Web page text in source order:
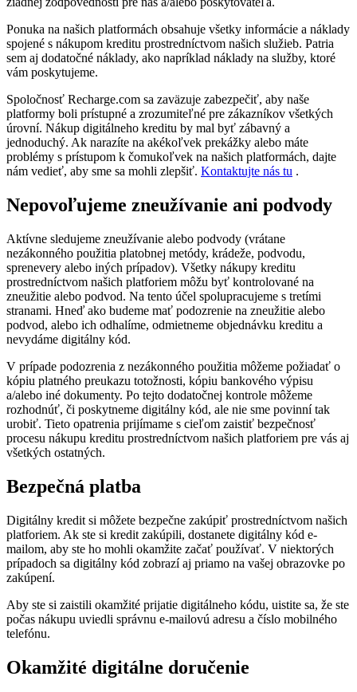
Ponuka na našich platformách obsahuje všetky informácie a náklady
spojené s nákupom kreditu prostredníctvom našich služieb. Patria
sem aj dodatočné náklady, ako napríklad náklady na služby, ktoré
vám poskytujeme.
Spoločnosť Recharge.com sa zaväzuje zabezpečiť, aby naše
platformy boli prístupné a zrozumiteľné pre zákazníkov všetkých
úrovní. Nákup digitálneho kreditu by mal byť zábavný a
jednoduchý. Ak narazíte na akékoľvek prekážky alebo máte
problémy s prístupom k čomukoľvek na našich platformách, dajte
nám vedieť, aby sme sa mohli zlepšiť. Kontaktujte nás tu .
Nepovoľujeme zneužívanie ani podvody
Aktívne sledujeme zneužívanie alebo podvody (vrátane
nezákonného použitia platobnej metódy, krádeže, podvodu,
sprenevery alebo iných prípadov). Všetky nákupy kreditu
prostredníctvom našich platforiem môžu byť kontrolované na
zneužitie alebo podvod. Na tento účel spolupracujeme s tretími
stranami. Hneď ako budeme mať podozrenie na zneužitie alebo
podvod, alebo ich odhalíme, odmietneme objednávku kreditu a
nevydáme digitálny kód.
V prípade podozrenia z nezákonného použitia môžeme požiadať o
kópiu platného preukazu totožnosti, kópiu bankového výpisu
a/alebo iné dokumenty. Po tejto dodatočnej kontrole môžeme
rozhodnúť, či poskytneme digitálny kód, ale nie sme povinní tak
urobiť. Tieto opatrenia prijímame s cieľom zaistiť bezpečnosť
procesu nákupu kreditu prostredníctvom našich platforiem pre vás aj
všetkých ostatných.
Bezpečná platba
Digitálny kredit si môžete bezpečne zakúpiť prostredníctvom našich
platforiem. Ak ste si kredit zakúpili, dostanete digitálny kód e-
mailom, aby ste ho mohli okamžite začať používať. V niektorých
prípadoch sa digitálny kód zobrazí aj priamo na vašej obrazovke po
zakúpení.
Aby ste si zaistili okamžité prijatie digitálneho kódu, uistite sa, že ste
počas nákupu uviedli správnu e-mailovú adresu a číslo mobilného
telefónu.
Okamžité digitálne doručenie